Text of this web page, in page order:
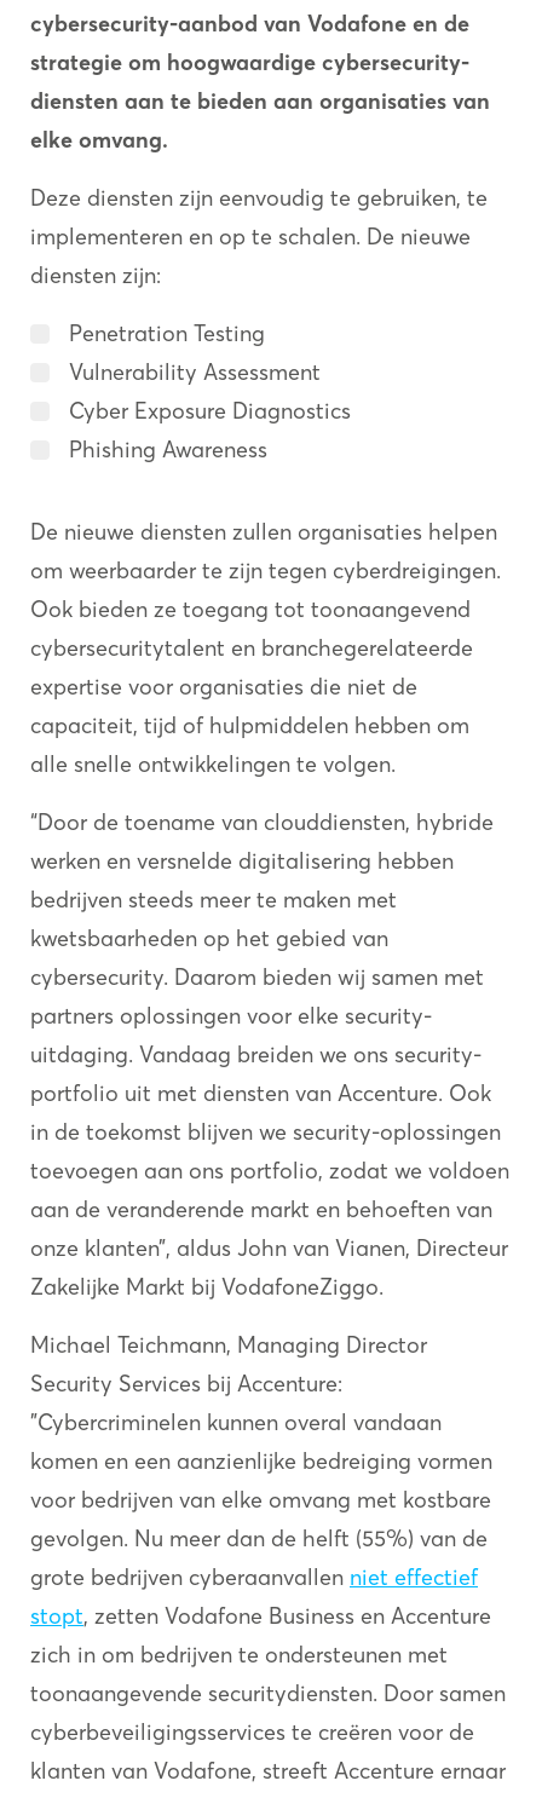
cybersecurity-aanbod van Vodafone en de
strategie om hoogwaardige cybersecurity-
diensten aan te bieden aan organisaties van
elke omvang.
Deze diensten zijn eenvoudig te gebruiken, te
implementeren en op te schalen. De nieuwe
diensten zijn:
Penetration Testing
Vulnerability Assessment
Cyber Exposure Diagnostics
Phishing Awareness
De nieuwe diensten zullen organisaties helpen
om weerbaarder te zijn tegen cyberdreigingen.
Ook bieden ze toegang tot toonaangevend
cybersecuritytalent en branchegerelateerde
expertise voor organisaties die niet de
capaciteit, tijd of hulpmiddelen hebben om
alle snelle ontwikkelingen te volgen.
“Door de toename van clouddiensten, hybride
werken en versnelde digitalisering hebben
bedrijven steeds meer te maken met
kwetsbaarheden op het gebied van
cybersecurity. Daarom bieden wij samen met
partners oplossingen voor elke security-
uitdaging. Vandaag breiden we ons security-
portfolio uit met diensten van Accenture. Ook
in de toekomst blijven we security-oplossingen
toevoegen aan ons portfolio, zodat we voldoen
aan de veranderende markt en behoeften van
onze klanten”, aldus John van Vianen, Directeur
Zakelijke Markt bij VodafoneZiggo.
Michael Teichmann, Managing Director
Security Services bij Accenture:
"Cybercriminelen kunnen overal vandaan
komen en een aanzienlijke bedreiging vormen
voor bedrijven van elke omvang met kostbare
gevolgen. Nu meer dan de helft (55%) van de
grote bedrijven cyberaanvallen niet effectief
stopt, zetten Vodafone Business en Accenture
zich in om bedrijven te ondersteunen met
toonaangevende securitydiensten. Door samen
cyberbeveiligingsservices te creëren voor de
klanten van Vodafone, streeft Accenture ernaar